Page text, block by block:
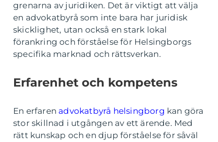
grenarna av juridiken. Det är viktigt att välja
en advokatbyrå som inte bara har juridisk
skicklighet, utan också en stark lokal
förankring och förståelse för Helsingborgs
specifika marknad och rättsverkan.
Erfarenhet och kompetens
En erfaren advokatbyrå helsingborg kan göra
stor skillnad i utgången av ett ärende. Med
rätt kunskap och en djup förståelse för såväl